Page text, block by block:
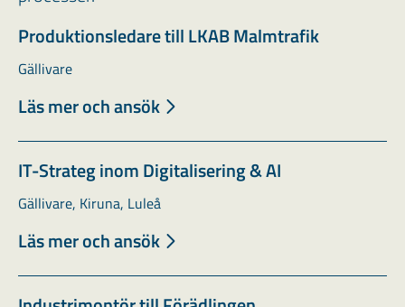
Produktionsledare till LKAB Malmtrafik
Gällivare
Läs mer och ansök
IT-Strateg inom Digitalisering & AI
Gällivare, Kiruna, Luleå
Läs mer och ansök